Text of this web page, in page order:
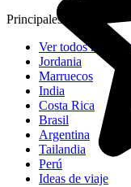
Principales destinos
Ver todos
Jordania
Marruecos
India
Costa Rica
Brasil
Argentina
Tailandia
Perú
Ideas de viaje